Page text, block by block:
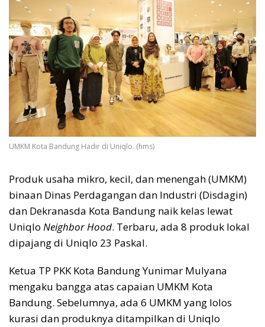
UMKM Kota Bandung Hadir di Uniqlo. (hms)
Produk usaha mikro, kecil, dan menengah (UMKM)
binaan Dinas Perdagangan dan Industri (Disdagin)
dan Dekranasda Kota Bandung naik kelas lewat
Uniqlo Neighbor Hood. Terbaru, ada 8 produk lokal
dipajang di Uniqlo 23 Paskal.
Ketua TP PKK Kota Bandung Yunimar Mulyana
mengaku bangga atas capaian UMKM Kota
Bandung. Sebelumnya, ada 6 UMKM yang lolos
kurasi dan produknya ditampilkan di Uniqlo